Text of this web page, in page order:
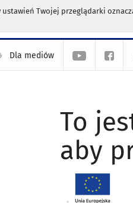
Twojej przeglądarki
Dla mediów
To
aby